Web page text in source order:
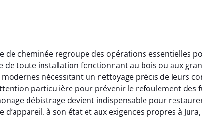
de cheminée regroupe des opérations essentielles
toute installation fonctionnant au bois ou aux
nécessitant un nettoyage précis de leurs
particulière pour prévenir le refoulement des
débistrage devient indispensable pour
d’appareil, à son état et aux exigences propres à